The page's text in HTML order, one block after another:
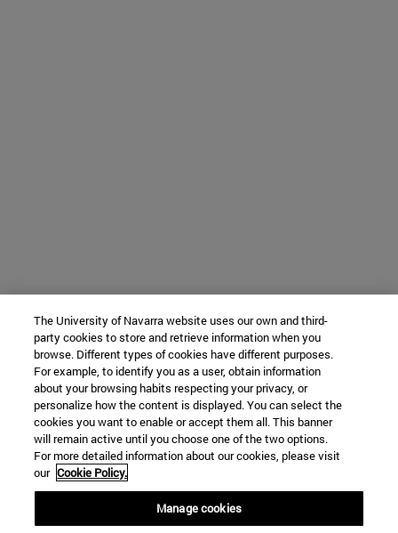
The University of Navarra website uses our own and third-
party cookies to store and retrieve information when you
browse. Different types of cookies have different purposes.
For example, to identify you as a user, obtain information
about your browsing habits respecting your privacy, or
personalize how the content is displayed. You can select the
cookies you want to enable or accept them all. This banner
will remain active until you choose one of the two options.
For more detailed information about our cookies, please visit
our Cookie Policy.
Manage cookies